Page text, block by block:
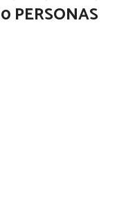
PERSONAS